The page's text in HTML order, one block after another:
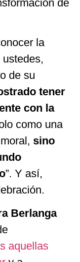
de
la
de su
tener
con la
como una
sino
”. Y así,
Berlanga
aquellas